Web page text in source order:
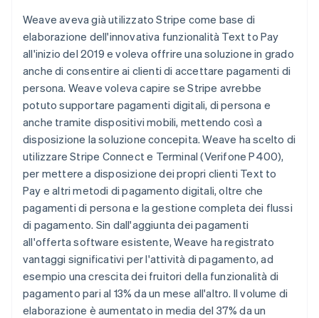
Weave aveva già utilizzato Stripe come base di
elaborazione dell'innovativa funzionalità Text to Pay
all'inizio del 2019 e voleva offrire una soluzione in grado
anche di consentire ai clienti di accettare pagamenti di
persona. Weave voleva capire se Stripe avrebbe
potuto supportare pagamenti digitali, di persona e
anche tramite dispositivi mobili, mettendo così a
disposizione la soluzione concepita. Weave ha scelto di
utilizzare Stripe Connect e Terminal (Verifone P400),
per mettere a disposizione dei propri clienti Text to
Pay e altri metodi di pagamento digitali, oltre che
pagamenti di persona e la gestione completa dei flussi
di pagamento. Sin dall'aggiunta dei pagamenti
all'offerta software esistente, Weave ha registrato
vantaggi significativi per l'attività di pagamento, ad
esempio una crescita dei fruitori della funzionalità di
pagamento pari al 13% da un mese all'altro. Il volume di
elaborazione è aumentato in media del 37% da un